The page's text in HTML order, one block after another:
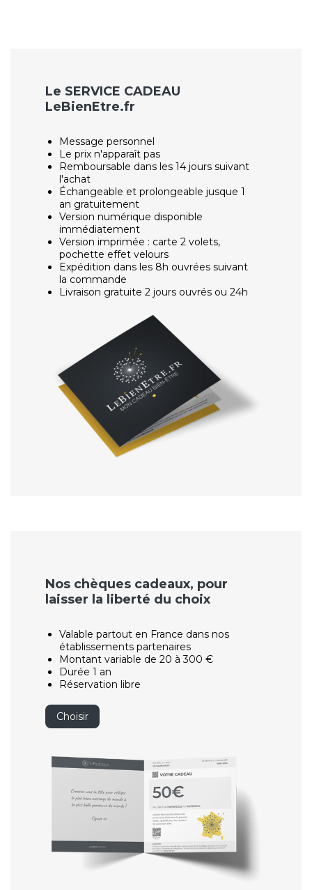
Le SERVICE CADEAU
LeBienEtre.fr
Message personnel
Le prix n'apparaît pas
Remboursable dans les 14 jours suivant
l'achat
Échangeable et prolongeable jusque 1
an gratuitement
Version numérique disponible
immédiatement
Version imprimée : carte 2 volets,
pochette effet velours
Expédition dans les 8h ouvrées suivant
la commande
Livraison gratuite 2 jours ouvrés ou 24h
Nos chèques cadeaux, pour
laisser la liberté du choix
Valable partout en France dans nos
établissements partenaires
Montant variable de 20 à 300 €
Durée 1 an
Réservation libre
Choisir